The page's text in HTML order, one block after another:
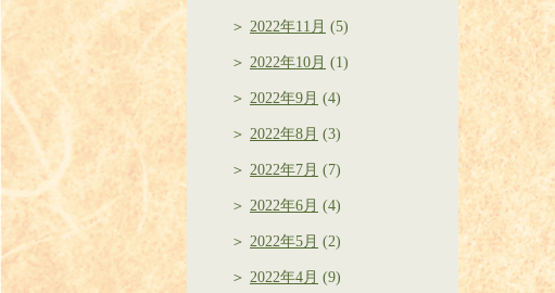
2022年11月 (5)
2022年10月 (1)
2022年9月 (4)
2022年8月 (3)
2022年7月 (7)
2022年6月 (4)
2022年5月 (2)
2022年4月 (9)